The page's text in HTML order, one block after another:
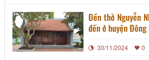
truyền thống
thủy sản của cư
được xây dựng
hiện tín ngưỡng dâ
Đền thờ Nguyễn
đến ở huyện Đông
30/11/2024 0